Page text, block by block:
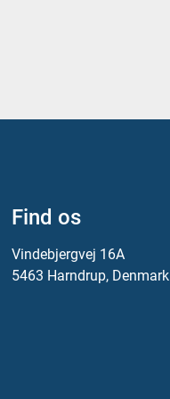
Find os
Vindebjergvej 16A
5463 Harndrup, Denmark